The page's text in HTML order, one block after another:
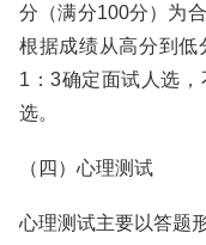
分（满分100分）为
根据成绩从高分到低
1：3确定面试人选
选。
（四）心理测试
心理测试主要以答题